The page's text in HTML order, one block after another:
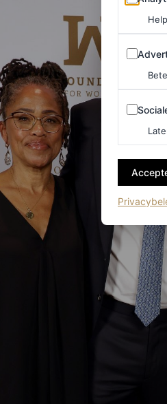
Sociale